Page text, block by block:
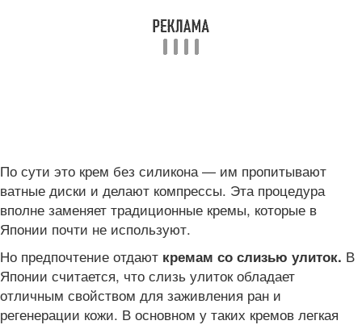
По сути это крем без силикона — им пропитывают
ватные диски и делают компрессы. Эта процедура
вполне заменяет традиционные кремы, которые в
Японии почти не используют.
Но предпочтение отдают кремам со слизью улиток. В
Японии считается, что слизь улиток обладает
отличным свойством для заживления ран и
регенерации кожи. В основном у таких кремов легкая